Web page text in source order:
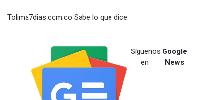
Tolima7dias.com.co Sabe lo que dice.
Síguenos
en
Google
News